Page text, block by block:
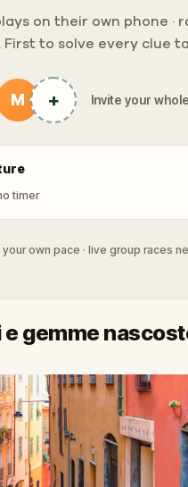
on their own phone ·
First to solve every clue
M + Invite your
timer
own pace · live group races
gemme